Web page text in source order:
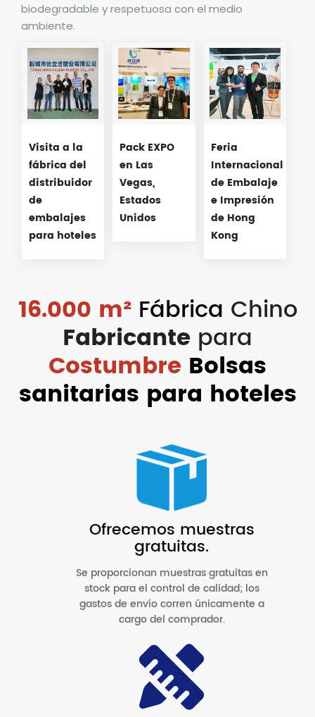
biodegradable y respetuosa con el medio
ambiente.
Visita a la
fábrica del
distribuidor
de
embalajes
para hoteles
Pack EXPO
en Las
Vegas,
Estados
Unidos
Feria
Internacional
de Embalaje
e Impresión
de Hong
Kong
16.000 m² Fábrica Chino
Fabricante para
Costumbre Bolsas
sanitarias para hoteles
Ofrecemos muestras
gratuitas.
Se proporcionan muestras gratuitas en
stock para el control de calidad; los
gastos de envío corren únicamente a
cargo del comprador.